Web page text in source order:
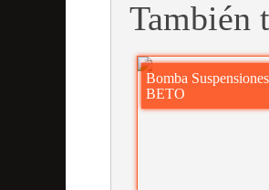
También
Bomba Suspensiones
BETO